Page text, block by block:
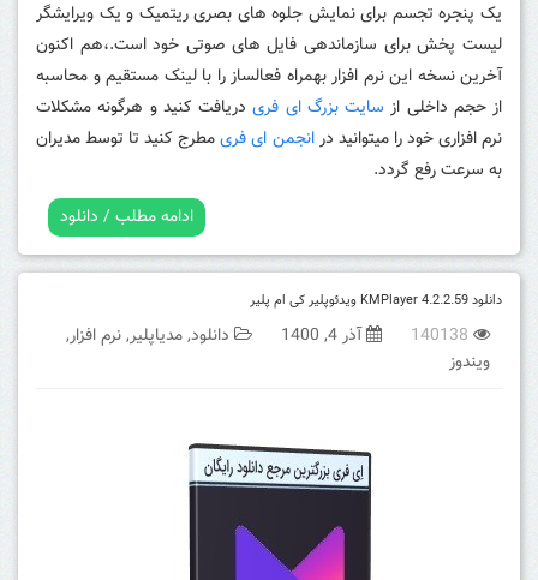
یک پنجره تجسم برای نمایش جلوه های بصری ریتمیک و یک ویرایشگر
لیست پخش برای سازماندهی فایل های صوتی خود است.،هم اکنون
آخرین نسخه این نرم افزار بهمراه فعالساز را با لینک مستقیم و محاسبه
از حجم داخلی از سایت بزرگ ای فریدریافت کنید و هرگونه مشکلات
نرم افزاری خود را میتوانید درانجمن ای فریمطرج کنید تا توسط مدیران
به سرعت رفع گردد.
ادامه مطلب / دانلود
دانلود KMPlayer 4.2.2.59 ویدئوپلیر کی ام پلیر
140138 آذر 4, 1400 دانلود,مدیاپلیر,نرم افزار,
ویندوز